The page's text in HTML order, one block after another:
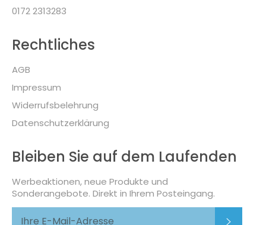
0172 2313283
Rechtliches
AGB
Impressum
Widerrufsbelehrung
Datenschutzerklärung
Bleiben Sie auf dem Laufenden
Werbeaktionen, neue Produkte und
Sonderangebote. Direkt in Ihrem Posteingang.